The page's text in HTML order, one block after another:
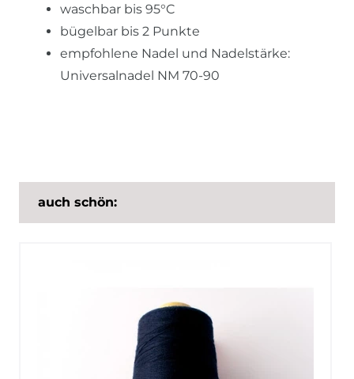
waschbar bis 95°C
bügelbar bis 2 Punkte
empfohlene Nadel und Nadelstärke:
Universalnadel NM 70-90
auch schön: